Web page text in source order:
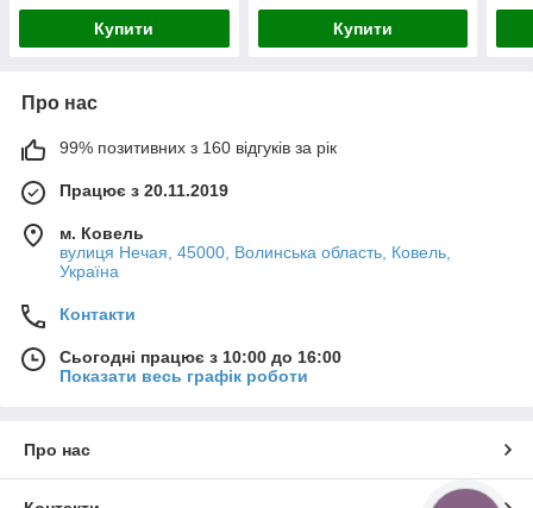
Купити Купити
Про нас
99% позитивних з 160 відгуків за рік
Працює з 20.11.2019
м. Ковель
вулиця Нечая, 45000, Волинська область, Ковель,
Україна
Контакти
Сьогодні працює з 10:00 до 16:00
Показати весь графік роботи
Про нас